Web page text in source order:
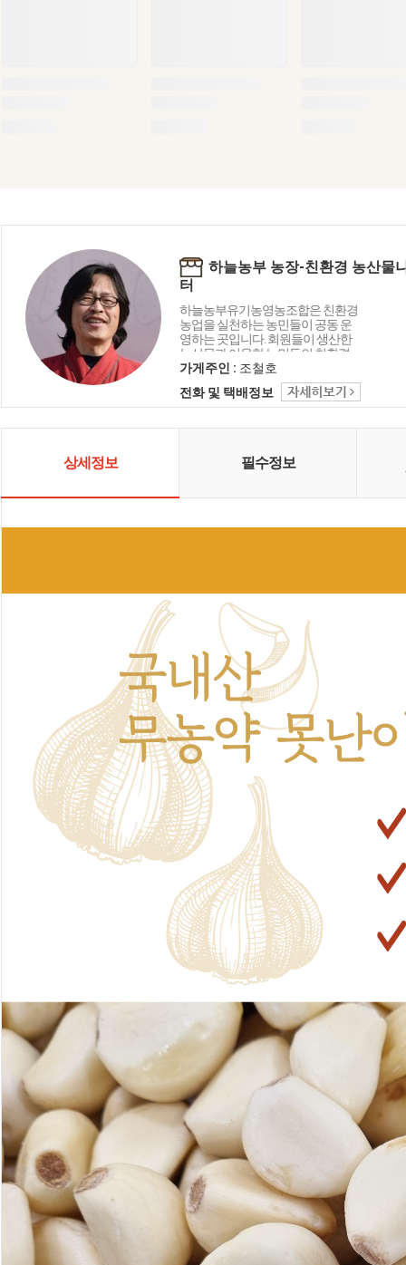
하늘농부 농장-친환경 농산물
터
하늘농부유기농영농조합은 친환경
농업을 실천하는 농민들이 공동 운
영하는 곳입니다. 회원들이 생산한
농산물과 이웃한 농민들의 친환경
농산물을 판매 하고 있으며, 아이들
에게 친환경농산물 급식을 통해 건
강한 농산물을 공급하기 위해 지역
에서 노력하고 있습니다. 하늘농부
유기농영농조합은 하늘, 자연, 이웃
가게주인 : 조철호
전화 및 택배정보
상세정보 필수정보